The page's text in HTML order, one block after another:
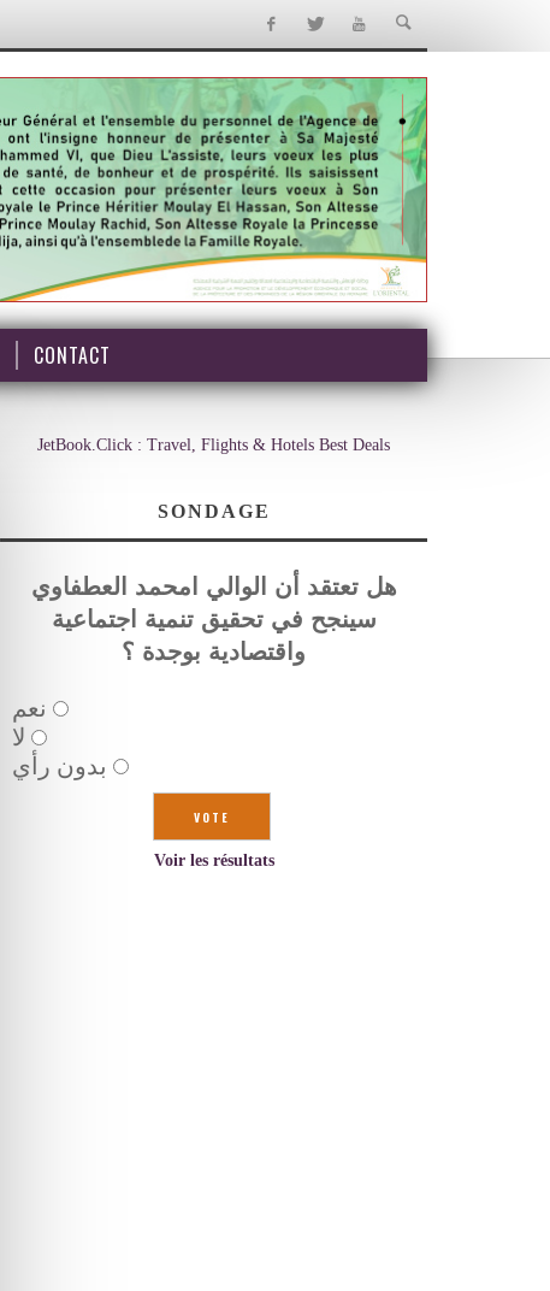
CONTACT
JetBook.Click : Travel, Flights & Hotels Best Deals
SONDAGE
هل تعتقد أن الوالي امحمد العطفاوي
سينجح في تحقيق تنمية اجتماعية
واقتصادية بوجدة ؟
نعم
لا
بدون رأي
Voir les résultats